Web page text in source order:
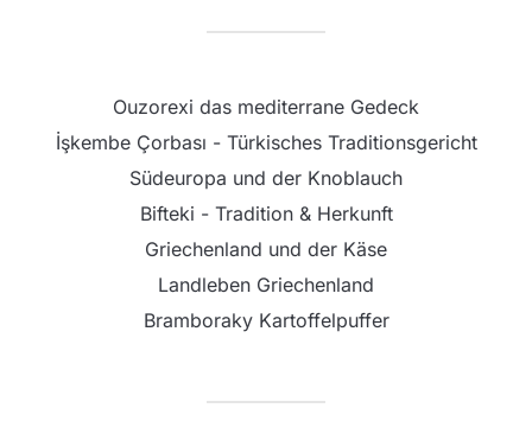
Ouzorexi das mediterrane Gedeck
İşkembe Çorbası - Türkisches Traditionsgericht
Südeuropa und der Knoblauch
Bifteki - Tradition & Herkunft
Griechenland und der Käse
Landleben Griechenland
Bramboraky Kartoffelpuffer